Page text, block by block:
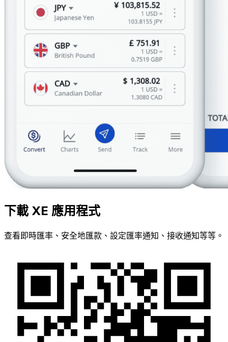
下載 XE 應用程式
查看即時匯率、安全地匯款、設定匯率通知、接收通知等等。